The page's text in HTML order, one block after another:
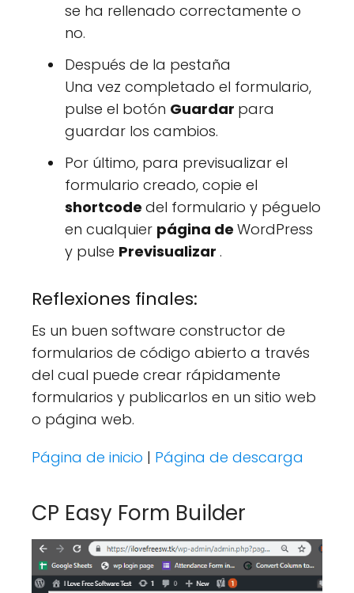
se ha rellenado correctamente o
no.
Después de la pestaña
Una vez completado el formulario,
pulse el botón Guardar para
guardar los cambios.
Por último, para previsualizar el
formulario creado, copie el
shortcode del formulario y péguelo
en cualquier página de WordPress
y pulse Previsualizar .
Reflexiones finales:
Es un buen software constructor de
formularios de código abierto a través
del cual puede crear rápidamente
formularios y publicarlos en un sitio web
o página web.
Página de inicio | Página de descarga
CP Easy Form Builder